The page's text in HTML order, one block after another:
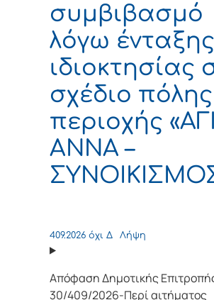
συμβιβασμό
λόγω ένταξης
ιδιοκτησίας
σχέδιο πόλης
περιοχής
ΑΝΝΑ –
409.2026 όχι Δ Λήψη
Απόφαση Δημοτικής
30/409/2026-Περί αιτήματος